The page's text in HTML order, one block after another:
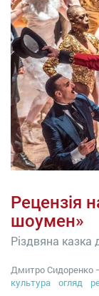
Рецензія
шоумен»
Різдвяна казка
Дмитро Сидоренко
культура
огляд